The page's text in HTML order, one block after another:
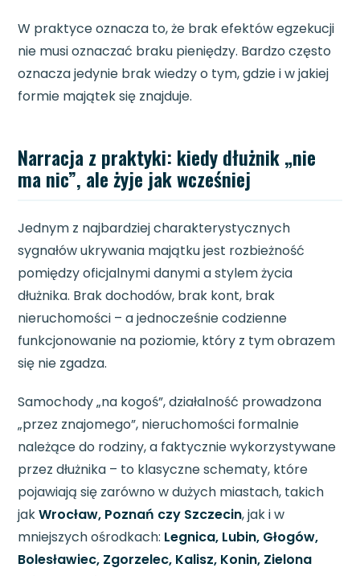
W praktyce oznacza to, że brak efektów egzekucji
nie musi oznaczać braku pieniędzy. Bardzo często
oznacza jedynie brak wiedzy o tym, gdzie i w jakiej
formie majątek się znajduje.
Narracja z praktyki: kiedy dłużnik „nie
ma nic”, ale żyje jak wcześniej
Jednym z najbardziej charakterystycznych
sygnałów ukrywania majątku jest rozbieżność
pomiędzy oficjalnymi danymi a stylem życia
dłużnika. Brak dochodów, brak kont, brak
nieruchomości – a jednocześnie codzienne
funkcjonowanie na poziomie, który z tym obrazem
się nie zgadza.
Samochody „na kogoś”, działalność prowadzona
„przez znajomego”, nieruchomości formalnie
należące do rodziny, a faktycznie wykorzystywane
przez dłużnika – to klasyczne schematy, które
pojawiają się zarówno w dużych miastach, takich
jakWrocław, Poznań czy Szczecin, jak i w
mniejszych ośrodkach: Legnica, Lubin, Głogów,
Bolesławiec, Zgorzelec, Kalisz, Konin, Zielona